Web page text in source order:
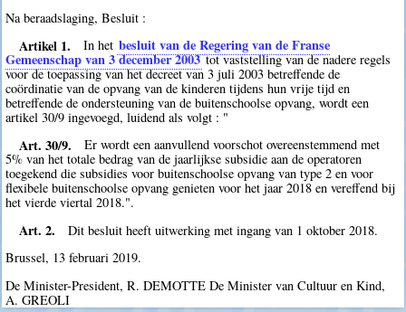
Na beraadslaging, Besluit :
Artikel 1. In het besluit van de Regering van de Franse
Gemeenschap van 3 december 2003tot vaststelling van de nadere regels
voor de toepassing van het decreet van 3 juli 2003 betreffende de
coördinatie van de opvang van de kinderen tijdens hun vrije tijd en
betreffende de ondersteuning van de buitenschoolse opvang, wordt een
artikel 30/9 ingevoegd, luidend als volgt : "
Art. 30/9.
Er wordt een aanvullend voorschot overeenstemmend met
5% van het totale bedrag van de jaarlijkse subsidie aan de operatoren
toegekend die subsidies voor buitenschoolse opvang van type 2 en voor
flexibele buitenschoolse opvang genieten voor het jaar 2018 en vereffend bij
het vierde viertal 2018.".
Art. 2.
Dit besluit heeft uitwerking met ingang van 1 oktober 2018.
Brussel, 13 februari 2019.
De Minister-President, R. DEMOTTE De Minister van Cultuur en Kind,
A. GREOLI